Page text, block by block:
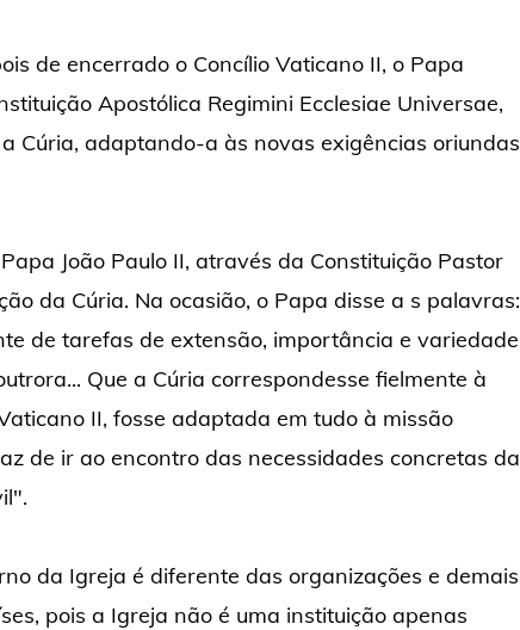
de encerrado o Concílio Vaticano II, o Papa
Apostólica Regimini Ecclesiae Universae,
Cúria, adaptando-a às novas exigências oriundas
João Paulo II, através da Constituição Pastor
da Cúria. Na ocasião, o Papa disse a s palavras:
de tarefas de extensão, importância e variedade
Que a Cúria correspondesse fielmente à
II, fosse adaptada em tudo à missão
de ir ao encontro das necessidades concretas da
da Igreja é diferente das organizações e demais
pois a Igreja não é uma instituição apenas